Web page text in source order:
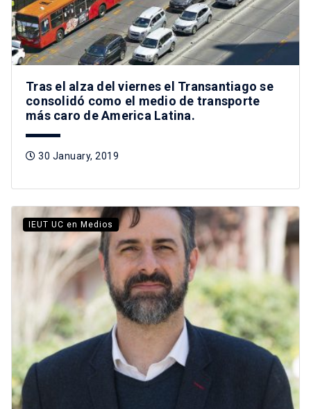
Tras el alza del viernes el Transantiago se
consolidó como el medio de transporte
más caro de America Latina.
30 January, 2019
IEUT UC en Medios